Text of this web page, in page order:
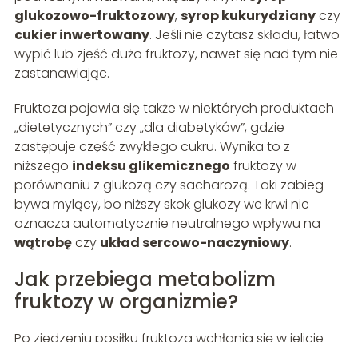
glukozowo-fruktozowy, syrop kukurydzianyczy
cukier inwertowany. Jeśli nie czytasz składu, łatwo
wypić lub zjeść dużo fruktozy, nawet się nad tym nie
zastanawiając.
Fruktoza pojawia się także w niektórych produktach
„dietetycznych” czy „dla diabetyków”, gdzie
zastępuje część zwykłego cukru. Wynika to z
niższego indeksu glikemicznego fruktozy w
porównaniu z glukozą czy sacharozą. Taki zabieg
bywa mylący, bo niższy skok glukozy we krwi nie
oznacza automatycznie neutralnego wpływu na
wątrobęczy układ sercowo-naczyniowy.
Jak przebiega metabolizm
fruktozy w organizmie?